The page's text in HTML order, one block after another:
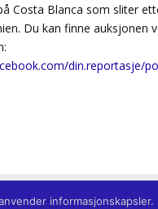
Costa Blanca som sliter
Du kan finne auksjonen
din.reportasje/
informasjonskapsler.